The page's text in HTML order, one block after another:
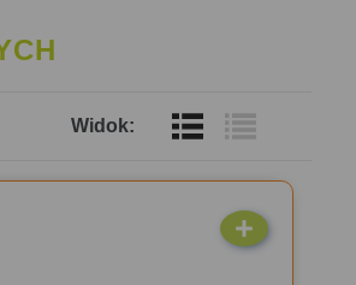
Widok: